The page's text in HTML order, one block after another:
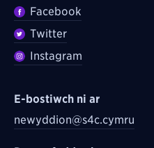
Facebook
Twitter
Instagram
E-bostiwch ni ar
newyddion@s4c.cymru